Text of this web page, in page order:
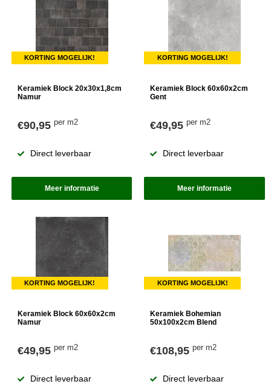
KORTING MOGELIJK!
Keramiek Block 20x30x1,8cm
Namur
€90,95 per m2
Direct leverbaar
Meer informatie
KORTING MOGELIJK!
Keramiek Block 60x60x2cm
Gent
€49,95per m2
Direct leverbaar
Meer informatie
KORTING MOGELIJK!
Keramiek Block 60x60x2cm
Namur
€49,95 per m2
Direct leverbaar
KORTING MOGELIJK!
Keramiek Bohemian
50x100x2cm Blend
€108,95per m2
Direct leverbaar